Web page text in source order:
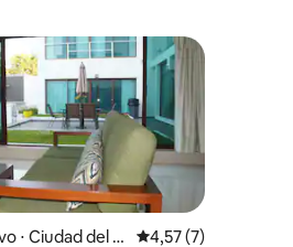
⋅ Ciudad del C
4,57 de uma
4,57 (7)